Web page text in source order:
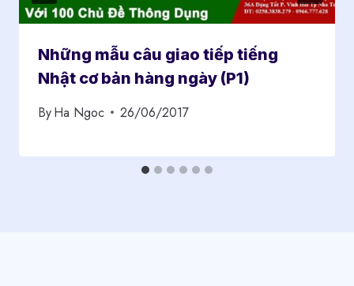
Những mẫu câu giao tiếp tiếng
Nhật cơ bản hàng ngày (P1)
ByHa Ngoc 26/06/2017